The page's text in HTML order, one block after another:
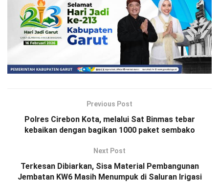
Previous Post
Polres Cirebon Kota, melalui Sat Binmas tebar
kebaikan dengan bagikan 1000 paket sembako
Next Post
Terkesan Dibiarkan, Sisa Material Pembangunan
Jembatan KW6 Masih Menumpuk di Saluran Irigasi